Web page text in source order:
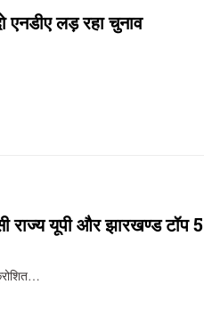
एनडीए लड़ रहा चुनाव
यूपी और झारखण्ड टॉप 5